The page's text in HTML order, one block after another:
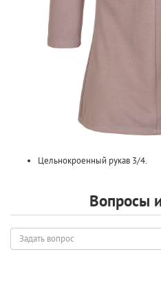
Цельнокроенный рукав 3/4.
Вопросы
Задать
вопрос